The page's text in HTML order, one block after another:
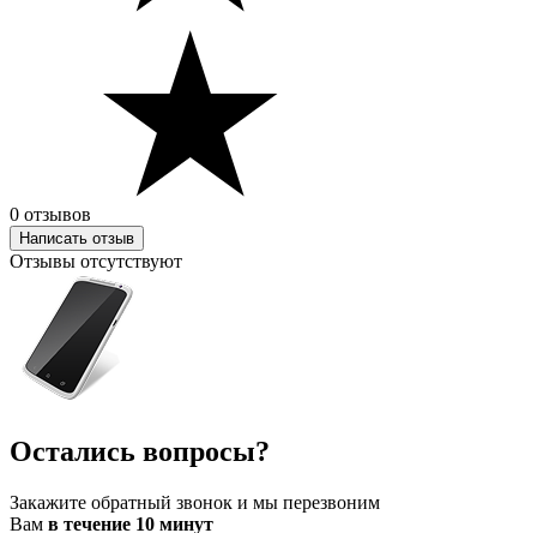
0 отзывов
Написать отзыв
Отзывы отсутствуют
Остались вопросы?
Закажите обратный звонок и мы перезвоним
Вам в течение 10 минут